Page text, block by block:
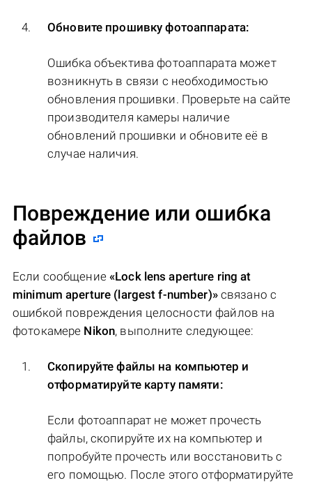
Обновите прошивку фотоаппарата:
Ошибка объектива фотоаппарата может
возникнуть в связи с необходимостью
обновления прошивки. Проверьте на сайте
производителя камеры наличие
обновлений прошивки и обновите её в
случае наличия.
Повреждение или ошибка
файлов
Если сообщение «Lock lens aperture ring at
minimum aperture (largest f-number)»связано с
ошибкой повреждения целосности файлов на
фотокамере Nikon, выполните следующее:
Скопируйте файлы на компьютер и
отформатируйте карту памяти:
Если фотоаппарат не может прочесть
файлы, скопируйте их на компьютер и
попробуйте прочесть или восстановить с
его помощью. После этого отформатируйте